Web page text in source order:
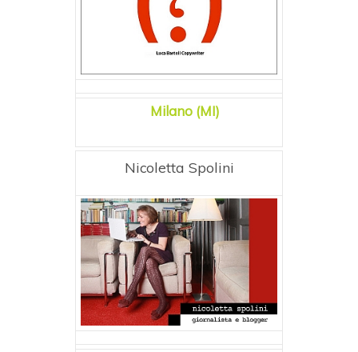
Milano (MI)
Nicoletta Spolini